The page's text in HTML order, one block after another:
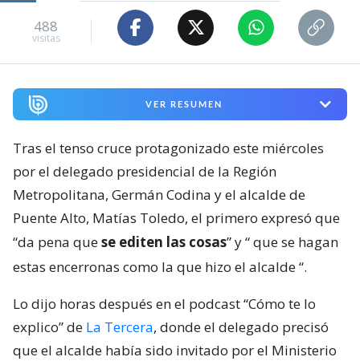
488
visitas
VER RESUMEN
Tras el tenso cruce protagonizado este miércoles
por el delegado presidencial de la Región
Metropolitana, Germán Codina y el alcalde de
Puente Alto, Matías Toledo, el primero expresó que
“da pena quese editen las cosas” y “que se hagan
estas encerronas como la que hizo el alcalde“.
Lo dijo horas después en el podcast “Cómo te lo
explico” de La Tercera, donde el delegado precisó
que el alcalde había sido invitado por el Ministerio